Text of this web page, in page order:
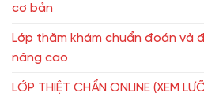
cơ bản
Lớp thăm khám chuẩn đoán và
nâng cao
LỚP THIỆT CHẨN ONLINE (XEM